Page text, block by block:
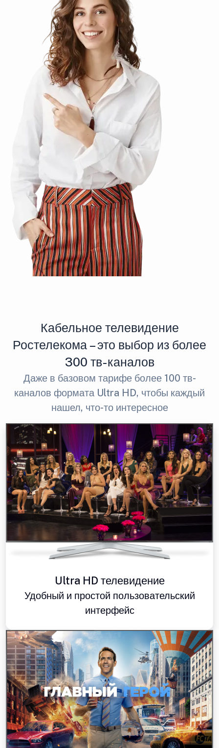
Кабельное телевидение
Ростелекома – это выбор из более
300 тв-каналов
Даже в базовом тарифе более 100 тв-
каналов формата Ultra HD, чтобы каждый
нашел, что-то интересное
Ultra HD телевидение
Удобный и простой пользовательский
интерфейс